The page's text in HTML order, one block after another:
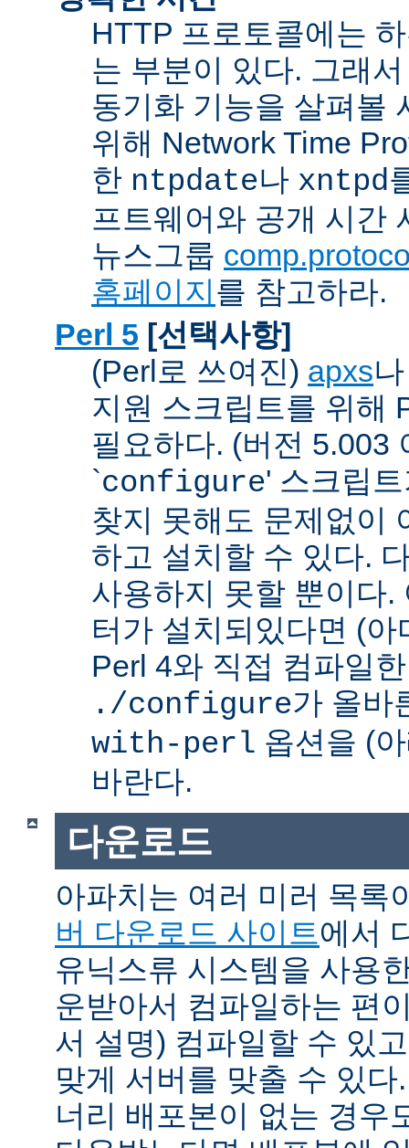
HTTP 프로토콜에는
는 부분이 있다. 그래
동기화 기능을 살펴볼
위해 Network Time
한 ntpdate나 xntpd
프트웨어와 공개 시간
뉴스그룹
홈페이지를 참고하라.
Perl 5 [선택사항]
(Perl로 쓰여진) apxs
지원 스크립트를 위해
필요하다. (버전 5.003
`configure' 스크립
찾지 못해도 문제없이
하고 설치할 수 있다.
사용하지 못할 뿐이다.
터가 설치되있다면 (
Perl 4와 직접 컴파일
./configure가 올바
with-perl 옵션을 (
바란다.
다운로드
아파치는 여러 미러 목록
버 다운로드 사이트에서
유닉스류 시스템을 사용
운받아서 컴파일하는 편
서 설명) 컴파일할 수 있
맞게 서버를 맞출 수 있
너리 배포본이 없는 경우